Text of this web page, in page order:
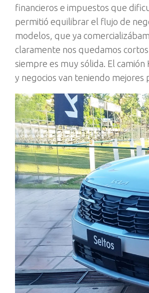
financieros e impuestos que
permitió equilibrar el flujo de
modelos, que ya
claramente nos quedamos
siempre es muy sólida. El
y negocios van teniendo mejores